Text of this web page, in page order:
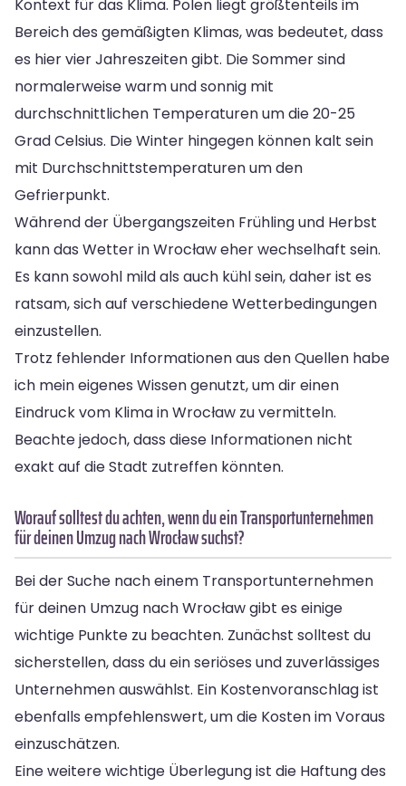
Kontext für das Klima. Polen liegt größtenteils im
Bereich des gemäßigten Klimas, was bedeutet, dass
es hier vier Jahreszeiten gibt. Die Sommer sind
normalerweise warm und sonnig mit
durchschnittlichen Temperaturen um die 20-25
Grad Celsius. Die Winter hingegen können kalt sein
mit Durchschnittstemperaturen um den
Gefrierpunkt.
Während der Übergangszeiten Frühling und Herbst
kann das Wetter in Wrocław eher wechselhaft sein.
Es kann sowohl mild als auch kühl sein, daher ist es
ratsam, sich auf verschiedene Wetterbedingungen
einzustellen.
Trotz fehlender Informationen aus den Quellen habe
ich mein eigenes Wissen genutzt, um dir einen
Eindruck vom Klima in Wrocław zu vermitteln.
Beachte jedoch, dass diese Informationen nicht
exakt auf die Stadt zutreffen könnten.
Worauf solltest du achten, wenn du ein Transportunternehmen
für deinen Umzug nach Wrocław suchst?
Bei der Suche nach einem Transportunternehmen
für deinen Umzug nach Wrocław gibt es einige
wichtige Punkte zu beachten. Zunächst solltest du
sicherstellen, dass du ein seriöses und zuverlässiges
Unternehmen auswählst. Ein Kostenvoranschlag ist
ebenfalls empfehlenswert, um die Kosten im Voraus
einzuschätzen.
Eine weitere wichtige Überlegung ist die Haftung des